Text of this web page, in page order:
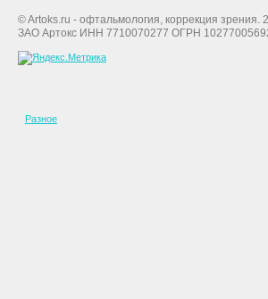
© Artoks.ru - офтальмология, коррекция
ЗАО Артокс ИНН 7710070277 ОГРН
Разное